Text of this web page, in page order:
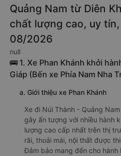
Quảng Nam từ Diên
chất lượng cao, uy
08/2026
null
🚌 1. Xe Phan Khánh khởi
Giáp (Bến xe Phía Nam Nha
a. Giới thiệu xe Phan Khánh
Xe đi Núi Thành - Quảng
gây ấn tượng với nhiều hành
lượng cao cấp nhất trên thị
rãi, thoải mái, nội thất được
Đảm bảo mang đến cho